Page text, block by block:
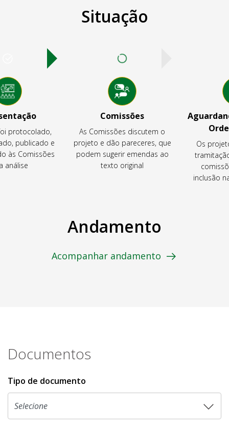
Situação
protocolado,
publicado e
às Comissões
análise
Comissões
As Comissões discutem o
projeto e dão pareceres, que
podem sugerir emendas ao
texto original
Os
inclusão
Andamento
Acompanhar andamento
Documentos
Tipo de documento